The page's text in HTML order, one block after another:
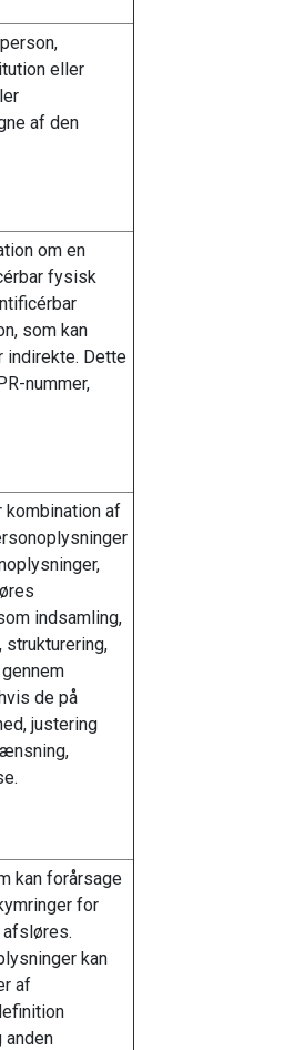
eller
af den
om en
fysisk
som kan
indirekte. Dette
nummer,
kombination af
indsamling,
strukturering,
de på
justering
kan forårsage
for
kan
af
anden